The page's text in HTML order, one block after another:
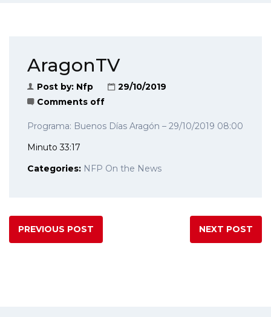
AragonTV
Post by: Nfp
29/10/2019
Comments off
Programa: Buenos Días Aragón – 29/10/2019 08:00
Minuto 33:17
Categories: NFP On the News
PREVIOUS POST NEXT POST